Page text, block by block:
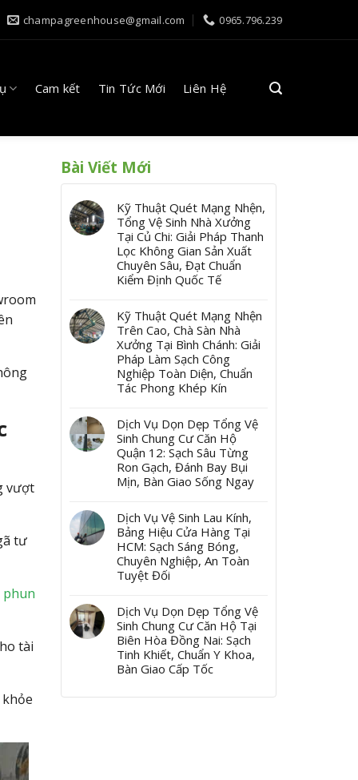
champagreenhouse@gmail.com 0965.796.239
Cam kết Tin Tức Mới Liên Hệ
vượt
tư
phun
tài
Bài Viết Mới
Kỹ Thuật Quét Mạng Nhện,
Tổng Vệ Sinh Nhà Xưởng
Tại Củ Chi: Giải Pháp Thanh
Lọc Không Gian Sản Xuất
Chuyên Sâu, Đạt Chuẩn
Kiểm Định Quốc Tế
Kỹ Thuật Quét Mạng Nhện
Trên Cao, Chà Sàn Nhà
Xưởng Tại Bình Chánh: Giải
Pháp Làm Sạch Công
Nghiệp Toàn Diện, Chuẩn
Tác Phong Khép Kín
Dịch Vụ Dọn Dẹp Tổng Vệ
Sinh Chung Cư Căn Hộ
Quận 12: Sạch Sâu Từng
Ron Gạch, Đánh Bay Bụi
Mịn, Bàn Giao Sống Ngay
Dịch Vụ Vệ Sinh Lau Kính,
Bảng Hiệu Cửa Hàng Tại
HCM: Sạch Sáng Bóng,
Chuyên Nghiệp, An Toàn
Tuyệt Đối
Dịch Vụ Dọn Dẹp Tổng Vệ
Sinh Chung Cư Căn Hộ Tại
Biên Hòa Đồng Nai: Sạch
Tinh Khiết, Chuẩn Y Khoa,
Bàn Giao Cấp Tốc